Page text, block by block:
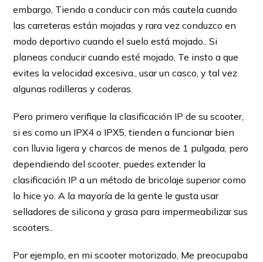
embargo, Tiendo a conducir con más cautela cuando
las carreteras están mojadas y rara vez conduzco en
modo deportivo cuando el suelo está mojado.. Si
planeas conducir cuando esté mojado, Te insto a que
evites la velocidad excesiva., usar un casco, y tal vez
algunas rodilleras y coderas.
Pero primero verifique la clasificación IP de su scooter,
si es como un IPX4 o IPX5, tienden a funcionar bien
con lluvia ligera y charcos de menos de 1 pulgada, pero
dependiendo del scooter, puedes extender la
clasificación IP a un método de bricolaje superior como
lo hice yo. A la mayoría de la gente le gusta usar
selladores de silicona y grasa para impermeabilizar sus
scooters..
Por ejemplo, en mi scooter motorizado, Me preocupaba